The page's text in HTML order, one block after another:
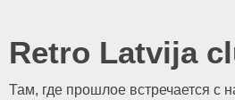
Retro Latvija
Там, где прошлое встречается с